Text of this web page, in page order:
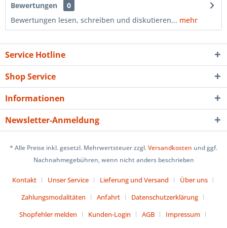
Bewertungen
0
Bewertungen lesen, schreiben und diskutieren... mehr
Service Hotline
Shop Service
Informationen
Newsletter-Anmeldung
* Alle Preise inkl. gesetzl. Mehrwertsteuer zzgl.Versandkosten und ggf.
Nachnahmegebühren, wenn nicht anders beschrieben
Kontakt Unser Service Lieferung und Versand
Über uns
Zahlungsmodalitäten
Anfahrt
Datenschutzerklärung
Shopfehler melden
Kunden-Login AGB
Impressum